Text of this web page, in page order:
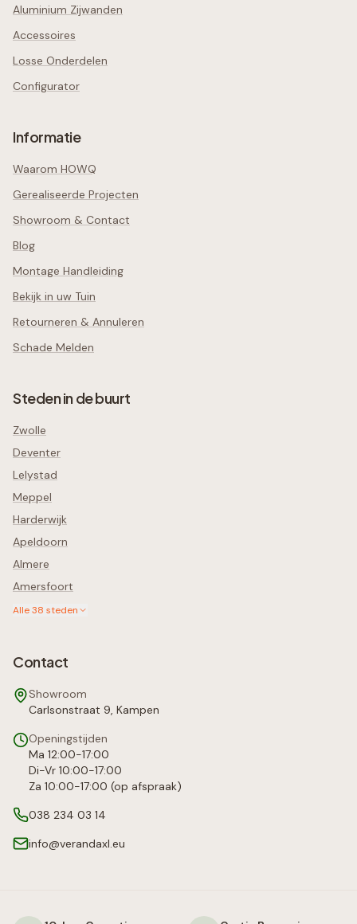
Aluminium Zijwanden
Accessoires
Losse Onderdelen
Configurator
Informatie
Waarom HOWQ
Gerealiseerde Projecten
Showroom & Contact
Blog
Montage Handleiding
Bekijk in uw Tuin
Retourneren & Annuleren
Schade Melden
Steden in de buurt
Zwolle
Deventer
Lelystad
Meppel
Harderwijk
Apeldoorn
Almere
Amersfoort
Alle38 steden
Contact
Showroom
Carlsonstraat 9, Kampen
Openingstijden
Ma 12:00-17:00
Di-Vr 10:00-17:00
Za 10:00-17:00 (op afspraak)
038 234 03 14
info@verandaxl.eu